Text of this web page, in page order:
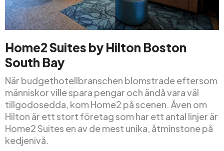
Home2 Suites by Hilton Boston
South Bay
När budgethotellbranschen blomstrade eftersom
människor ville spara pengar och ändå vara väl
tillgodosedda, kom Home2 på scenen. Även om
Hilton är ett stort företag som har ett antal linjer är
Home2 Suites en av de mest unika, åtminstone på
kedjenivå.